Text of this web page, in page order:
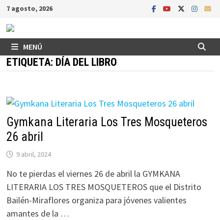
Saltar
contenido
7 agosto, 2026
MENÚ
ETIQUETA: DÍA DEL LIBRO
Gymkana Literaria Los Tres Mosqueteros
26 abril
9 abril, 2024
No te pierdas el viernes 26 de abril la GYMKANA
LITERARIA LOS TRES MOSQUETEROS que el Distrito
Bailén-Miraflores organiza para jóvenes valientes
amantes de la …